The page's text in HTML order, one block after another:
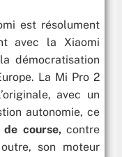
est résolument
avec la Xiaomi
démocratisation
La Mi Pro 2
avec un
autonomie, ce
course,contre
son moteur